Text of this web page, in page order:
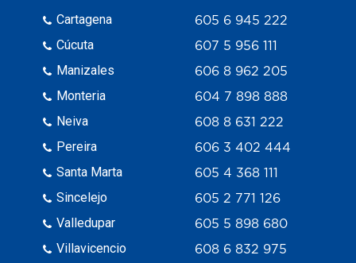
Cartagena
Cúcuta
Manizales
Monteria
Neiva
Pereira
Santa Marta
Sincelejo
Valledupar
Villavicencio
605 6 945 222
607 5 956 111
606 8 962 205
604 7 898 888
608 8 631 222
606 3 402 444
605 4 368 111
605 2 771 126
605 5 898 680
608 6 832 975